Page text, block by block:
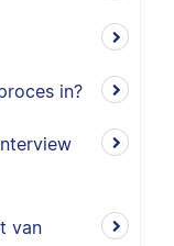
in?
van